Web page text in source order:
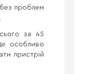
проблем
за 45
особливо
пристрій